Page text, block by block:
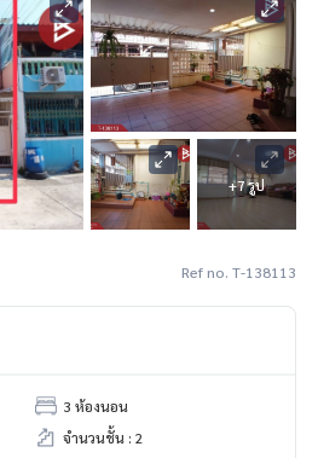
+7 รูป
Ref no. T-138113
3 ห้องนอน
จำนวนชั้น : 2